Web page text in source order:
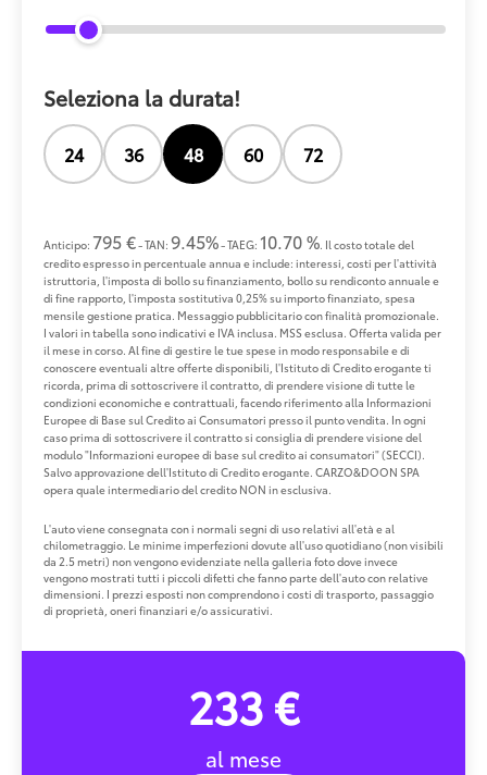
Seleziona la durata!
24 36 48 60 72
Anticipo: 795 €- TAN: 9.45%- TAEG: 10.70 %. Il costo totale del
credito espresso in percentuale annua e include: interessi, costi per l'attività
istruttoria, l'imposta di bollo su finanziamento, bollo su rendiconto annuale e
di fine rapporto, l'imposta sostitutiva 0,25% su importo finanziato, spesa
mensile gestione pratica. Messaggio pubblicitario con finalità promozionale.
I valori in tabella sono indicativi e IVA inclusa. MSS esclusa. Offerta valida per
il mese in corso. Al fine di gestire le tue spese in modo responsabile e di
conoscere eventuali altre offerte disponibili, l'Istituto di Credito erogante ti
ricorda, prima di sottoscrivere il contratto, di prendere visione di tutte le
condizioni economiche e contrattuali, facendo riferimento alla Informazioni
Europee di Base sul Credito ai Consumatori presso il punto vendita. In ogni
caso prima di sottoscrivere il contratto si consiglia di prendere visione del
modulo "Informazioni europee di base sul credito ai consumatori" (SECCI).
Salvo approvazione dell'Istituto di Credito erogante. CARZO&DOON SPA
opera quale intermediario del credito NON in esclusiva.
L'auto viene consegnata con i normali segni di uso relativi all'età e al
chilometraggio. Le minime imperfezioni dovute all'uso quotidiano (non visibili
da 2.5 metri) non vengono evidenziate nella galleria foto dove invece
vengono mostrati tutti i piccoli difetti che fanno parte dell'auto con relative
dimensioni. I prezzi esposti non comprendono i costi di trasporto, passaggio
di proprietà, oneri finanziari e/o assicurativi.
233 €
al mese